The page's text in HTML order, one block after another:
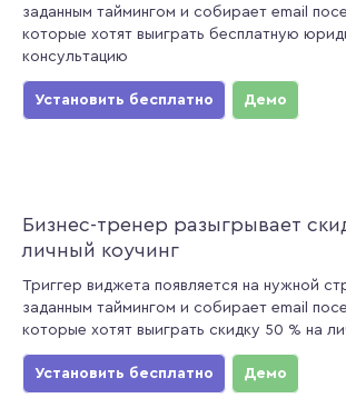
заданным таймингом и собирает email
которые хотят выиграть бесплатную
консультацию
Установить бесплатно Демо
Бизнес-тренер разыгрывает
личный коучинг
Триггер виджета появляется на нужной
заданным таймингом и собирает email
которые хотят выиграть скидку 50 % на
Установить бесплатно Демо